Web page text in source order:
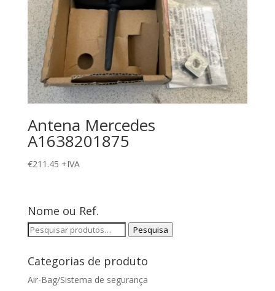
Antena Mercedes
A1638201875
€211.45 +IVA
Nome ou Ref.
Pesquisar
Pesquisa
Categorias de produto
Air-Bag/Sistema de segurança